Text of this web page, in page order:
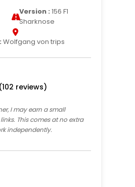
Version : 156 F1
Sharknose
Wolfgang von trips
reviews)
I may earn a small
This comes at no extra
independently.